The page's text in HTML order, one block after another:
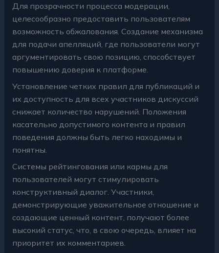
Для прозрачности процесса модерации,
целесообразно предоставить пользователям
возможность обжалования. Создание механизма
для подачи апелляций, где пользователи могут
аргументировать свою позицию, способствует
повышению доверия к платформе.
Установление четких правил для публикаций и
их доступность для всех участников дискуссий
снижает количество нарушений. Положения
касательно допустимого контента и правил
поведения должны быть легко находимы и
понятны.
Системы рейтингования или кармы для
пользователей могут стимулировать
конструктивный диалог. Участники,
демонстрирующие уважительное отношение и
создающие ценный контент, получают более
высокий статус, что, в свою очередь, влияет на
приоритет их комментариев.